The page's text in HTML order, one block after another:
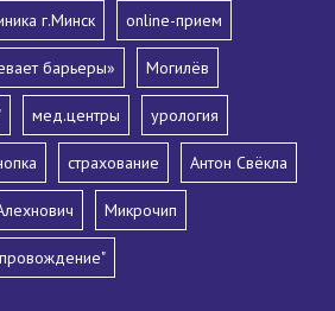
г.Минск online-прием
барьеры» Могилёв
мед.центры урология
страхование Антон Свёкла
Микрочип